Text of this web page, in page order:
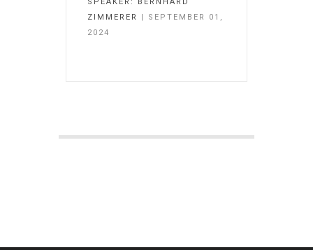
ZIMMERER
| SEPTEMBER 01,
2024